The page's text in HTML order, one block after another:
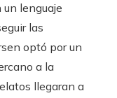
lenguaje
las
optó por un
a la
llegaran a